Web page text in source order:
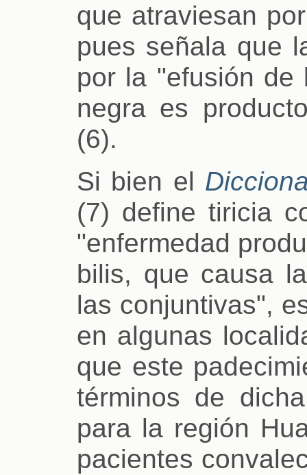
que atraviesan
pues señala que
por la "efusión de
negra es
(6).
Si bien el
(7) define tiricia
"enfermedad
bilis, que causa
las conjuntivas",
en algunas
que este
términos de
para la región
pacientes